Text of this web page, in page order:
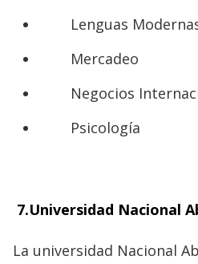
Lenguas
Mercadeo
Negocios
Psicología
7.Universidad Nacional
La universidad Nacional